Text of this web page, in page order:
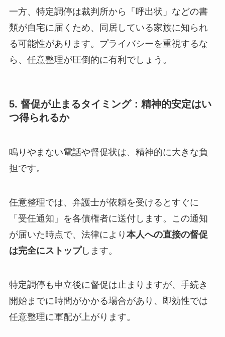
一方、特定調停は裁判所から「呼出状」などの書
類が自宅に届くため、同居している家族に知られ
る可能性があります。プライバシーを重視するな
ら、任意整理が圧倒的に有利でしょう。
5. 督促が止まるタイミング：精神的安定はい
つ得られるか
鳴りやまない電話や督促状は、精神的に大きな負
担です。
任意整理では、弁護士が依頼を受けるとすぐに
「受任通知」を各債権者に送付します。この通知
が届いた時点で、法律により 本人への直接の督促
は完全にストップします。
特定調停も申立後に督促は止まりますが、手続き
開始までに時間がかかる場合があり、即効性では
任意整理に軍配が上がります。